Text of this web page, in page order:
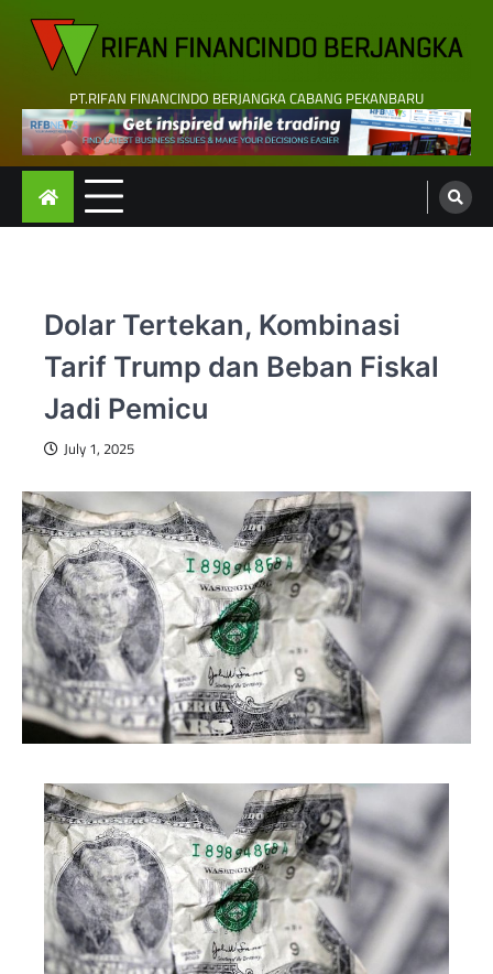
content
PT.RIFAN FINANCINDO BERJANGKA CABANG PEKANBARU
Dolar Tertekan, Kombinasi
Tarif Trump dan Beban Fiskal
Jadi Pemicu
July 1, 2025